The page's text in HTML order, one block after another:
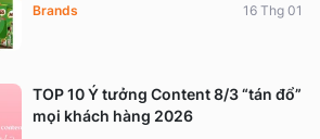
Brands 16 Thg 01
TOP 10 Ý tưởng Content 8/3 “tán đổ”
mọi khách hàng 2026